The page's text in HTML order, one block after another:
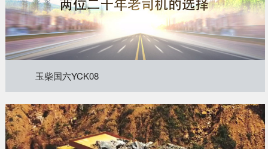
玉柴国六YCK08